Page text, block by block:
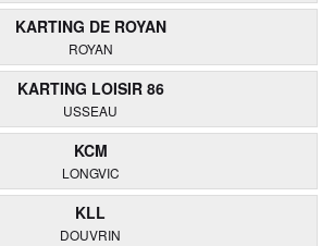
KARTING DE ROYAN
ROYAN
KARTING LOISIR 86
USSEAU
KCM
LONGVIC
KLL
DOUVRIN